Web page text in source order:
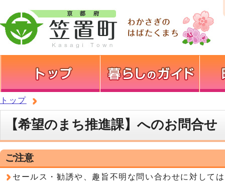
トップ
【希望のまち推進課】へのお問合せ
ご注意
セールス・勧誘や、趣旨不明な問い合わせに対して